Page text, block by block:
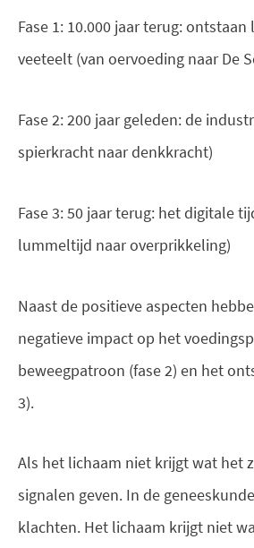
Fase 1: 10.000 jaar terug:
veeteelt (van oervoeding naar De
Fase 2: 200 jaar geleden: de
spierkracht naar denkkracht)
Fase 3: 50 jaar terug: het digitale
lummeltijd naar overprikkeling)
Naast de positieve aspecten
negatieve impact op het
beweegpatroon (fase 2) en het
3).
Als het lichaam niet krijgt wat het
signalen geven. In de
klachten. Het lichaam krijgt niet